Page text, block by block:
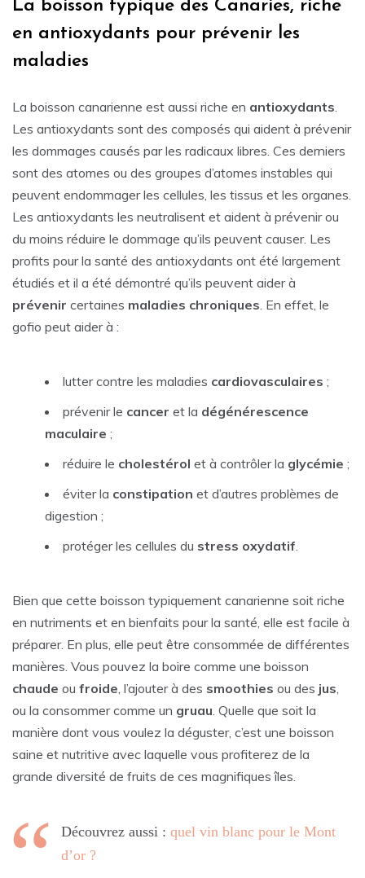
La boisson typique des Canaries, riche
en antioxydants pour prévenir les
maladies
La boisson canarienne est aussi riche en antioxydants.
Les antioxydants sont des composés qui aident à prévenir
les dommages causés par les radicaux libres. Ces derniers
sont des atomes ou des groupes d’atomes instables qui
peuvent endommager les cellules, les tissus et les organes.
Les antioxydants les neutralisent et aident à prévenir ou
du moins réduire le dommage qu’ils peuvent causer. Les
profits pour la santé des antioxydants ont été largement
étudiés et il a été démontré qu’ils peuvent aider à
prévenir certaines maladies chroniques. En effet, le
gofio peut aider à :
lutter contre les maladies cardiovasculaires ;
prévenir le cancer et la dégénérescence
maculaire ;
réduire le cholestérol et à contrôler la glycémie ;
éviter la constipation et d’autres problèmes de
digestion ;
protéger les cellules du stress oxydatif.
Bien que cette boisson typiquement canarienne soit riche
en nutriments et en bienfaits pour la santé, elle est facile à
préparer. En plus, elle peut être consommée de différentes
manières. Vous pouvez la boire comme une boisson
chaude ou froide, l’ajouter à des smoothies ou des jus,
ou la consommer comme un gruau. Quelle que soit la
manière dont vous voulez la déguster, c’est une boisson
saine et nutritive avec laquelle vous profiterez de la
grande diversité de fruits de ces magnifiques îles.
Découvrez aussi : quel vin blanc pour le Mont
d’or ?